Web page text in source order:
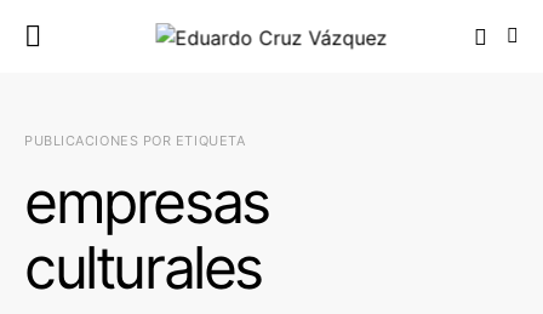
PUBLICACIONES POR ETIQUETA
empresas
culturales